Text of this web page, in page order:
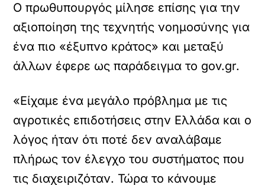
Ο πρωθυπουργός μίλησε επίσης για την
αξιοποίηση της τεχνητής νοημοσύνης για
ένα πιο «έξυπνο κράτος» και μεταξύ
άλλων έφερε ως παράδειγμα το gov.gr.
«Είχαμε ένα μεγάλο πρόβλημα με τις
αγροτικές επιδοτήσεις στην Ελλάδα και ο
λόγος ήταν ότι ποτέ δεν αναλάβαμε
πλήρως τον έλεγχο του συστήματος που
τις διαχειριζόταν. Τώρα το κάνουμε